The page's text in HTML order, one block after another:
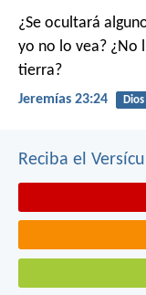
¿Se ocultará
yo no lo vea? ¿No
tierra?
Jeremías 23:24 Dios
Reciba el